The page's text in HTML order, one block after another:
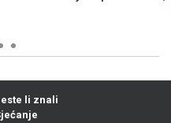
li znali